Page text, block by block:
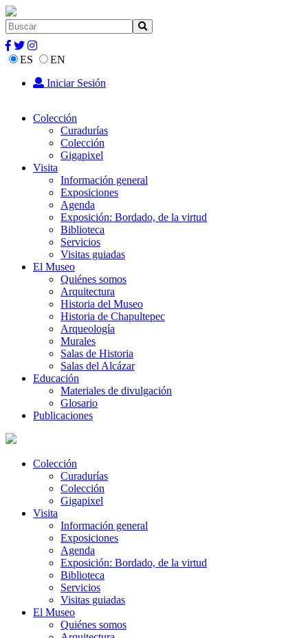
ES
EN
Iniciar Sesión
Colección
Curadurías
Colección
Gigapixel
Visita
Información general
Exposiciones
Agenda
Exposición: Bordado, de la virtud
Biblioteca
Servicios
Visitas guiadas
El Museo
Quiénes somos
Arquitectura
Historia del Museo
Historia de Chapultepec
Arqueología
Murales
Salas de Historia
Salas del Alcázar
Educación
Materiales de divulgación
Glosario
Publicaciones
Colección
Curadurías
Colección
Gigapixel
Visita
Información general
Exposiciones
Agenda
Exposición: Bordado, de la virtud
Biblioteca
Servicios
Visitas guiadas
El Museo
Quiénes somos